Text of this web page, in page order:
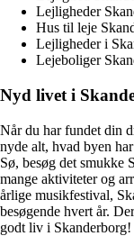
Lejligheder
Hus til leje
Lejligheder i
Lejeboliger
Nyd livet i
Når du har fundet din
nyde alt, hvad byen
Sø, besøg det smukke
mange aktiviteter og
årlige musikfestival,
besøgende hvert år.
godt liv i Skanderborg!